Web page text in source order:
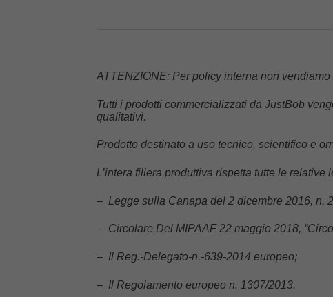
ATTENZIONE: Per policy interna non
Tutti i prodotti commercializzati da JustBob
qualitativi.
Prodotto destinato a uso tecnico, scientifico e
L’intera filiera produttiva rispetta tutte le relative
– Legge sulla Canapa del 2 dicembre 2016, n.
– Circolare Del MIPAAF 22 maggio 2018,
– Il Reg.-Delegato-n.-639-2014 europeo;
– Il Regolamento europeo n. 1307/2013.